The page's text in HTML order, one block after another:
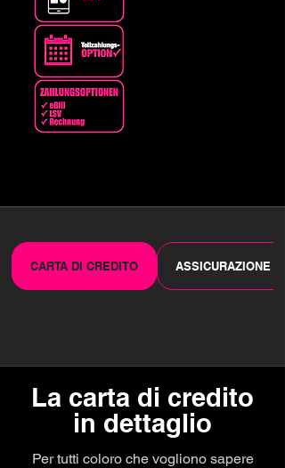
CARTA DI CREDITO ASSICURAZIONE
La carta di credito
in dettaglio
Per tutti coloro che vogliono sapere